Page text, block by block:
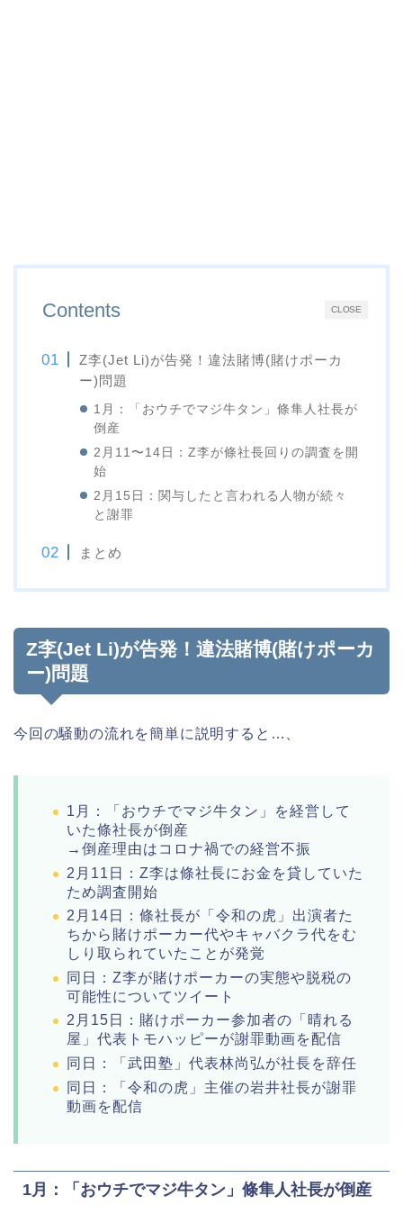
CLOSE
Contents
Z李(Jet Li)が告発！違法賭博(賭けポーカ
ー)問題
1月：「おウチでマジ牛タン」條隼人社長が
倒産
2月11〜14日：Z李が條社長回りの調査を開
始
2月15日：関与したと言われる人物が続々
と謝罪
まとめ
Z李(Jet Li)が告発！違法賭博(賭けポーカ
ー)問題
今回の騒動の流れを簡単に説明すると…、
1月：「おウチでマジ牛タン」を経営して
いた條社長が倒産
→倒産理由はコロナ禍での経営不振
2月11日：Z李は條社長にお金を貸していた
ため調査開始
2月14日：條社長が「令和の虎」出演者た
ちから賭けポーカー代やキャバクラ代をむ
しり取られていたことが発覚
同日：Z李が賭けポーカーの実態や脱税の
可能性についてツイート
2月15日：賭けポーカー参加者の「晴れる
屋」代表トモハッピーが謝罪動画を配信
同日：「武田塾」代表林尚弘が社長を辞任
同日：「令和の虎」主催の岩井社長が謝罪
動画を配信
1月：「おウチでマジ牛タン」條隼人社長が倒産